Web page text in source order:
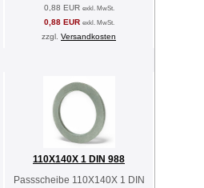
0,88 EUR exkl. MwSt.
0,88 EUR exkl. MwSt.
zzgl. Versandkosten
110X140X 1 DIN 988
Passscheibe 110X140X 1 DIN